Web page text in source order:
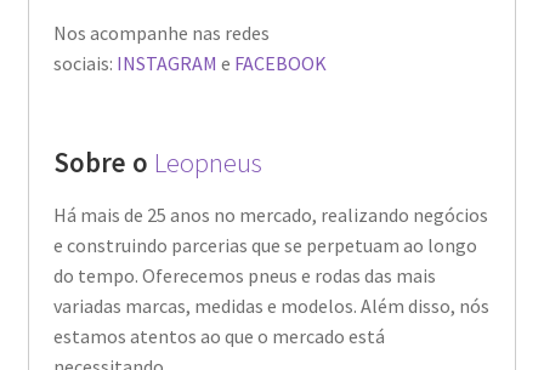
Nos acompanhe nas redes
sociais: INSTAGRAM e FACEBOOK
Sobre o Leopneus
Há mais de 25 anos no mercado, realizando negócios
e construindo parcerias que se perpetuam ao longo
do tempo. Oferecemos pneus e rodas das mais
variadas marcas, medidas e modelos. Além disso, nós
estamos atentos ao que o mercado está